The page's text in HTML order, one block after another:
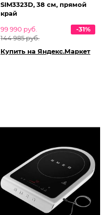
SIM3323D, 38 см, прямой
край
99 990 руб.
144 985 руб.
-31%
Купить на Яндекс.Маркет